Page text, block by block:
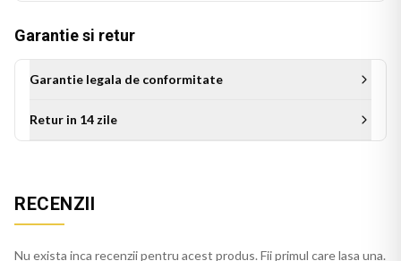
Este potrivita si ca idee de cadou pentru persoanele cu un
Garantie si retur
Garantie legala de conformitate
Retur in 14 zile
RECENZII
Nu exista inca recenzii pentru acest produs. Fii primul care lasa una.